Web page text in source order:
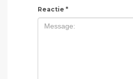
Reactie *